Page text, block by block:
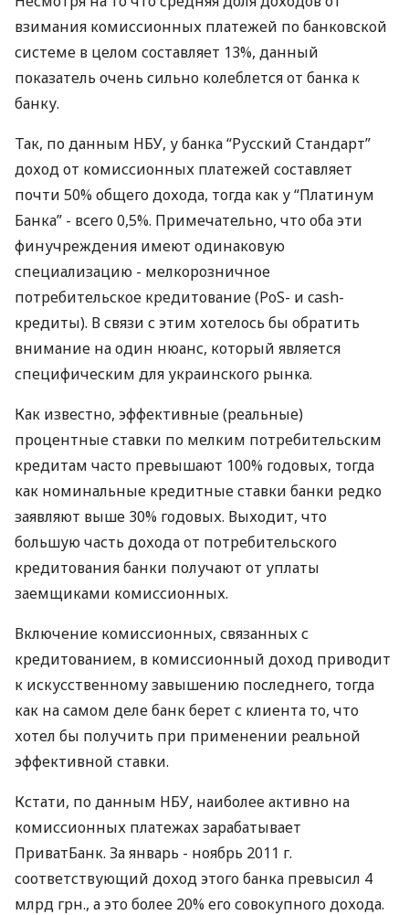
взимания комиссионных платежей по банковской
системе в целом составляет 13%, данный
показатель очень сильно колеблется от банка к
банку.
Так, по данным НБУ, у банка “Русский Стандарт”
доход от комиссионных платежей составляет
почти 50% общего дохода, тогда как у “Платинум
Банка” - всего 0,5%. Примечательно, что оба эти
финучреждения имеют одинаковую
специализацию - мелкорозничное
потребительское кредитование (PoS- и cash-
кредиты). В связи с этим хотелось бы обратить
внимание на один нюанс, который является
специфическим для украинского рынка.
Как известно, эффективные (реальные)
процентные ставки по мелким потребительским
кредитам часто превышают 100% годовых, тогда
как номинальные кредитные ставки банки редко
заявляют выше 30% годовых. Выходит, что
большую часть дохода от потребительского
кредитования банки получают от уплаты
заемщиками комиссионных.
Включение комиссионных, связанных с
кредитованием, в комиссионный доход приводит
к искусственному завышению последнего, тогда
как на самом деле банк берет с клиента то, что
хотел бы получить при применении реальной
эффективной ставки.
Кстати, по данным НБУ, наиболее активно на
комиссионных платежах зарабатывает
ПриватБанк. За январь - ноябрь 2011 г.
соответствующий доход этого банка превысил 4
млрд грн., а это более 20% его совокупного дохода.